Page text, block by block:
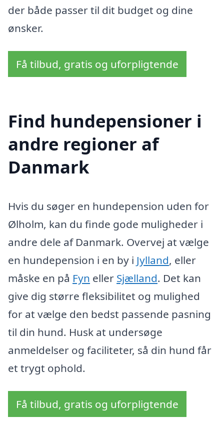
der både passer til dit budget og dine
ønsker.
Få tilbud, gratis og uforpligtende
Find hundepensioner i
andre regioner af
Danmark
Hvis du søger en hundepension uden for
Ølholm, kan du finde gode muligheder i
andre dele af Danmark. Overvej at vælge
en hundepension i en by i Jylland, eller
måske en på Fyn eller Sjælland. Det kan
give dig større fleksibilitet og mulighed
for at vælge den bedst passende pasning
til din hund. Husk at undersøge
anmeldelser og faciliteter, så din hund får
et trygt ophold.
Få tilbud, gratis og uforpligtende